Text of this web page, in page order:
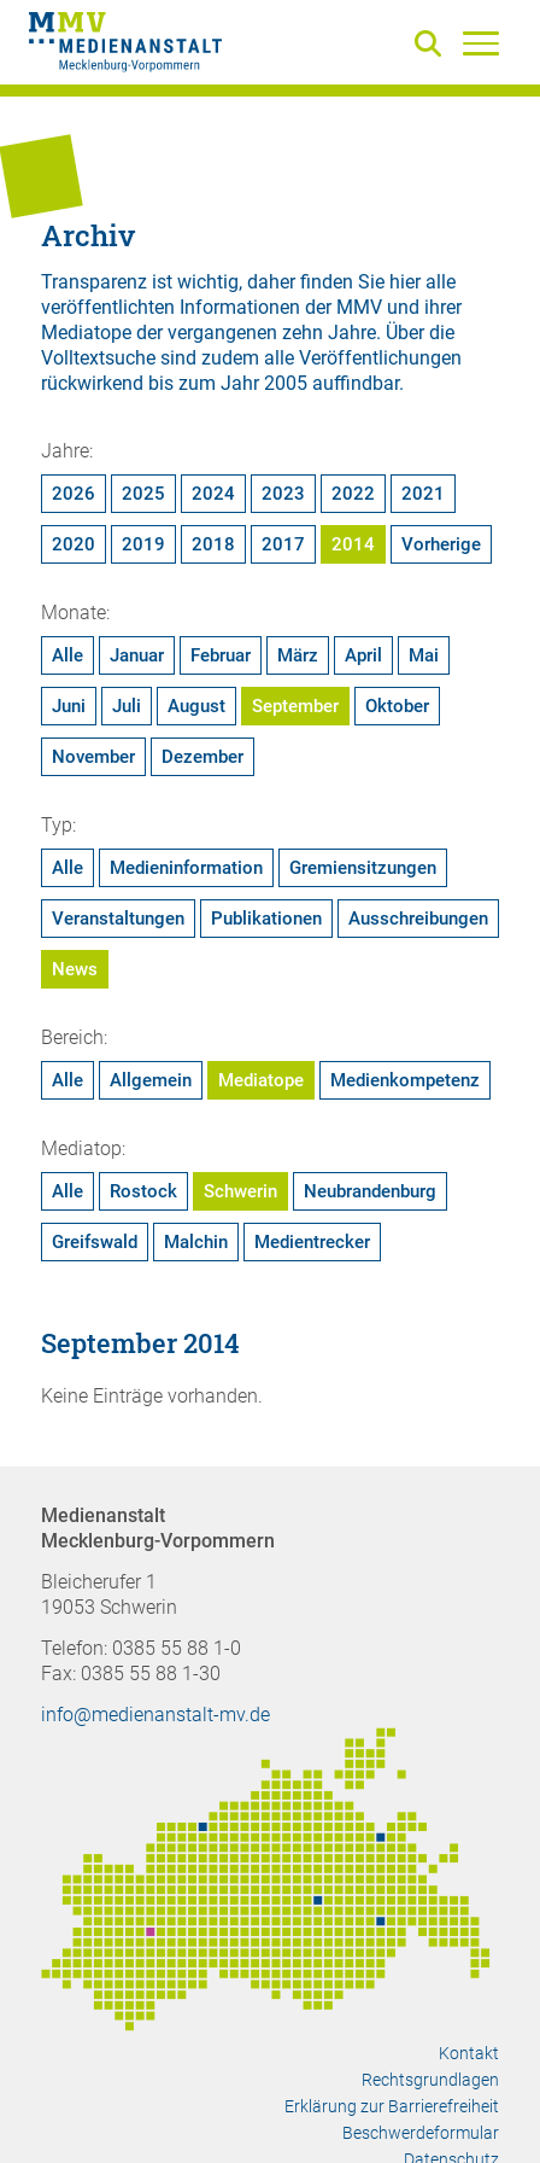
Archiv
Transparenz ist wichtig, daher finden Sie hier alle
veröffentlichten Informationen der MMV und ihrer
Mediatope der vergangenen zehn Jahre. Über die
Volltextsuchesind zudem alle Veröffentlichungen
rückwirkend bis zum Jahr 2005 auffindbar.
Jahre:
2026 2025 2024 2023 2022 2021
2020 2019 2018 2017 2014 Vorherige
Monate:
Alle Januar Februar März April Mai
Juni Juli August September Oktober
November Dezember
Typ:
Alle Medieninformation Gremiensitzungen
Veranstaltungen Publikationen Ausschreibungen
News
Bereich:
Alle Allgemein Mediatope Medienkompetenz
Mediatop:
Alle Rostock Schwerin Neubrandenburg
Greifswald Malchin Medientrecker
September 2014
Keine Einträge vorhanden.
Medienanstalt
Mecklenburg-Vorpommern
Bleicherufer 1
19053 Schwerin
Telefon: 0385 55 88 1-0
Fax: 0385 55 88 1-30
info@medienanstalt-mv.de
Kontakt
Rechtsgrundlagen
Erklärung zur Barrierefreiheit
Beschwerdeformular
Datenschutz